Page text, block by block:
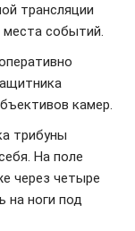
трансляции
событий.
камер.
трибуны
На поле
через четыре
на ноги под